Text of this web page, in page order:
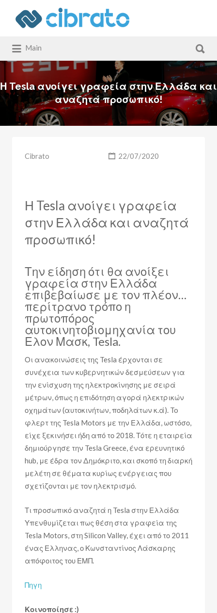
Αναζήτηση
για:
Main
για:
Η Tesla ανοίγει γραφεία στην Ελλάδα και
αναζητά προσωπικό!
Cibrato 22/07/2020
Η Tesla ανοίγει γραφεία
στην Ελλάδα και αναζητά
προσωπικό!
Την είδηση ότι θα ανοίξει
γραφεία στην Ελλάδα
επιβεβαίωσε με τον πλέον…
περίτρανο τρόπο η
πρωτοπόρος
αυτοκινητοβιομηχανία του
Ελον Μασκ, Tesla.
Οι ανακοινώσεις της Tesla έρχονται σε
συνέχεια των κυβερνητικών δεσμεύσεων για
την ενίσχυση της ηλεκτροκίνησης με σειρά
μέτρων, όπως η επιδότηση αγορά ηλεκτρικών
οχημάτων (αυτοκινήτων, ποδηλάτων κ.ά). To
φλερτ της Tesla Motors με την Ελλάδα, ωστόσο,
είχε ξεκινήσει ήδη από το 2018. Τότε η εταιρεία
δημιούργησε την Tesla Greece, ένα ερευνητικό
hub, με έδρα τον Δημόκριτο, και σκοπό τη διαρκή
μελέτη σε θέματα κυρίως ενέργειας που
σχετίζονται με τον ηλεκτρισμό.
Τι προσωπικό αναζητά η Tesla στην Ελλάδα
Υπενθυμίζεται πως θέση στα γραφεία της
Tesla Motors, στη Silicon Valley, έχει από το 2011
ένας Ελληνας, ο Κωνσταντίνος Λάσκαρης
απόφοιτος του ΕΜΠ.
Πηγη
Κοινοποίησε :)